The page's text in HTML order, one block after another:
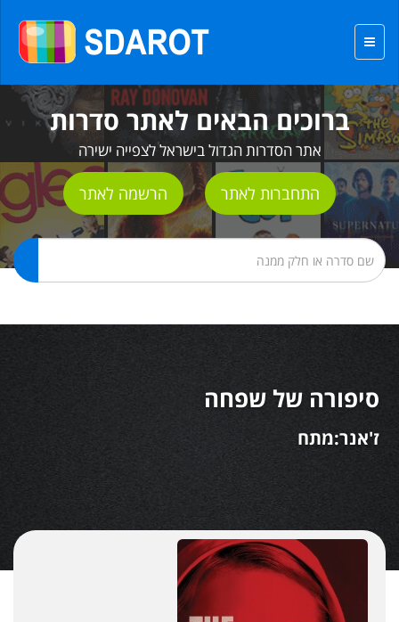
ברוכים הבאים לאתר סדרות
אתר הסדרות הגדול בישראל לצפייה ישירה
התחברות לאתר הרשמה לאתר
סיפורה של שפחה
ז'אנר:מתח